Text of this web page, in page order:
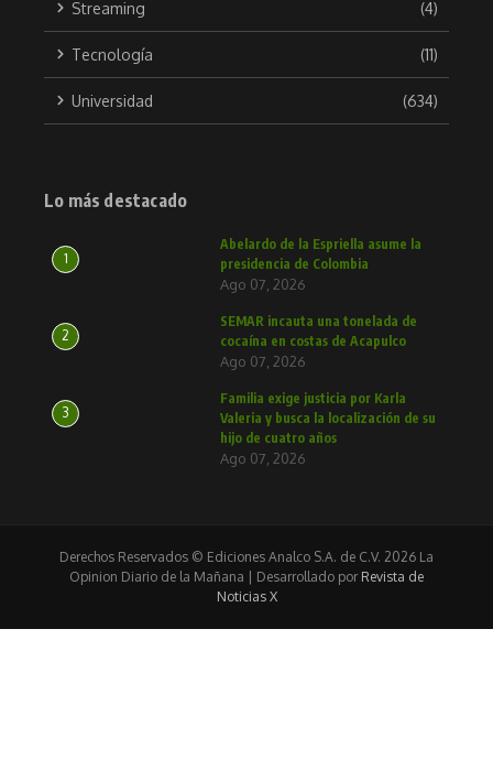
Streaming (4)
Tecnología (11)
Universidad (634)
Lo más destacado
1
Abelardo de la Espriella asume la
presidencia de Colombia
Ago 07, 2026
2
SEMAR incauta una tonelada de
cocaína en costas de Acapulco
Ago 07, 2026
3
Familia exige justicia por Karla
Valeria y busca la localización de su
hijo de cuatro años
Ago 07, 2026
Derechos Reservados © Ediciones Analco S.A. de C.V. 2026 La
Opinion Diario de la Mañana | Desarrollado por Revista de
Noticias X